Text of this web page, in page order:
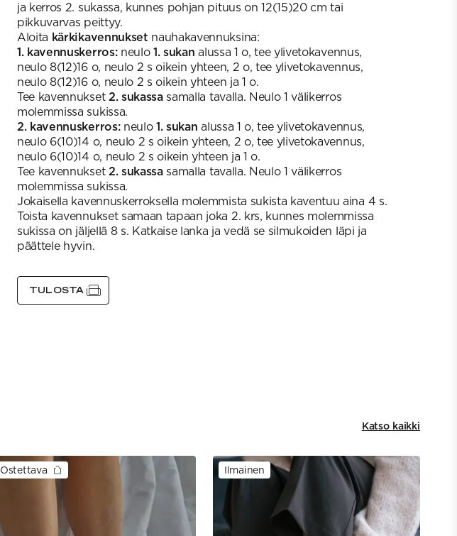
ja kerros 2. sukassa, kunnes pohjan pituus on 12(15)20 cm tai
pikkuvarvas peittyy.
Aloita kärkikavennukset nauhakavennuksina:
1. kavennuskerros:neulo1. sukan alussa 1 o, tee ylivetokavennus,
neulo 8(12)16 o, neulo 2 s oikein yhteen, 2 o, tee ylivetokavennus,
neulo 8(12)16 o, neulo 2 s oikein yhteen ja 1 o.
Tee kavennukset 2. sukassasamalla tavalla. Neulo 1 välikerros
molemmissa sukissa.
2. kavennuskerros:neulo1. sukan alussa 1 o, tee ylivetokavennus,
neulo 6(10)14 o, neulo 2 s oikein yhteen, 2 o, tee ylivetokavennus,
neulo 6(10)14 o, neulo 2 s oikein yhteen ja 1 o.
Tee kavennukset 2. sukassasamalla tavalla. Neulo 1 välikerros
molemmissa sukissa.
Jokaisella kavennuskerroksella molemmista sukista kaventuu aina 4 s.
Toista kavennukset samaan tapaan joka 2. krs, kunnes molemmissa
sukissa on jäljellä 8 s. Katkaise lanka ja vedä se silmukoiden läpi ja
päättele hyvin.
TULOSTA
Katso kaikki
Ostettava Ilmainen